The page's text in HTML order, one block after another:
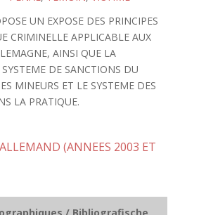
UN EXPOSE DES PRINCIPES
CRIMINELLE APPLICABLE AUX
AINSI QUE LA
DE SANCTIONS DU
MINEURS ET LE SYSTEME DES
LA PRATIQUE.
(ANNEES 2003 ET